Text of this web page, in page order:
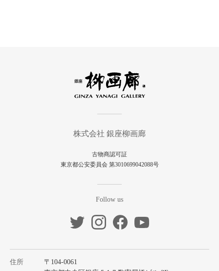
株式会社 銀座柳画廊
古物商認可証
東京都公安委員会 第3010699042088号
Follow us
住所
〒104-0061